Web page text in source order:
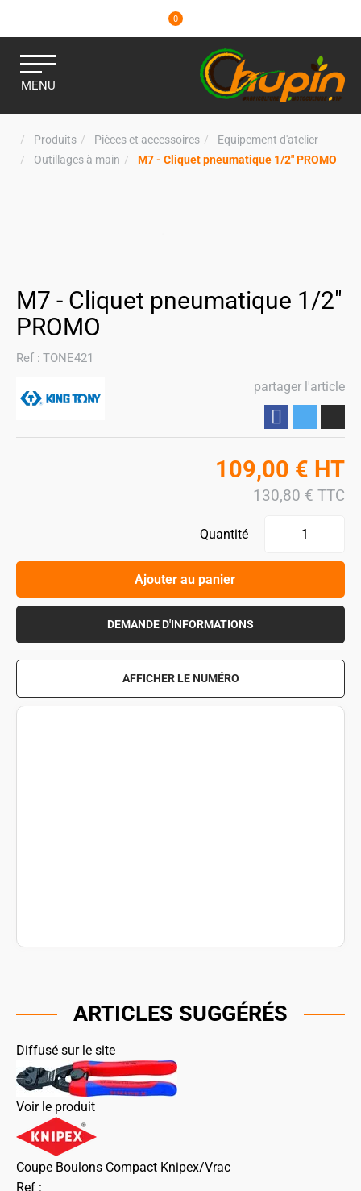
0
MENU
Produits Pièces et accessoires
Equipement d'atelier
Outillages à main
M7 - Cliquet pneumatique 1/2" PROMO
M7 - Cliquet pneumatique 1/2"
PROMO
Ref : TONE421
partager l'article
109,00 € HT
130,80 € TTC
Quantité
Ajouter au panier
DEMANDE D'INFORMATIONS
AFFICHER LE NUMÉRO
ARTICLES SUGGÉRÉS
Diffusé sur le site
Voir le produit
Coupe Boulons Compact Knipex/Vrac
Ref :